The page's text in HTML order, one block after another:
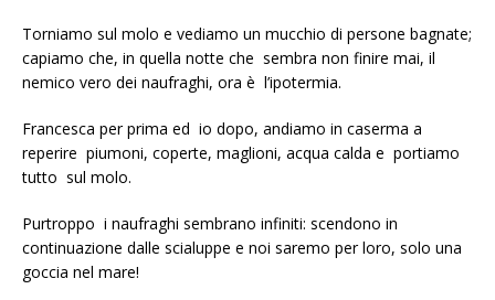
Torniamo sul molo e vediamo un mucchio di persone bagnate;
capiamo che, in quella notte che sembra non finire mai, il
nemico vero dei naufraghi, ora è l’ipotermia.
Francesca per prima ed io dopo, andiamo in caserma a
reperire piumoni, coperte, maglioni, acqua calda e portiamo
tutto sul molo.
Purtroppo i naufraghi sembrano infiniti: scendono in
continuazione dalle scialuppe e noi saremo per loro, solo una
goccia nel mare!